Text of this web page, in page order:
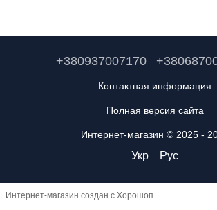
+380937007170
Контактная информация
Полная версия сайта
Интернет-магазин © 2025 -
Укр Рус
Интернет-магазин создан с Хорошоп